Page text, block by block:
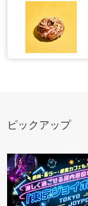
ピックアップ